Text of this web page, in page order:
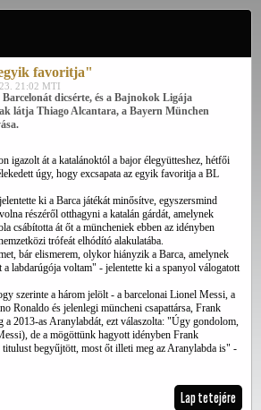
favoritja"
21:02 MTI
dicsérte, és a Bajnokok Ligája
látja Thiago Alcantara, a Bayern München
igazolt át a katalánoktól a bajor élegyütteshez, hétfői
úgy, hogy excsapata az egyik favoritja a BL
ki a Barca játékát minősítve, egyszersmind
részéről otthagyni a katalán gárdát, amelynek
csábította át őt a müncheniek ebben az idényben
trófeát elhódító alakulatába.
bár elismerem, olykor hiányzik a Barca, amelynek
a labdarúgója voltam" - jelentette ki a spanyol válogatott
szerinte a három jelölt - a barcelonai Lionel Messi, a
Ronaldo és jelenlegi müncheni csapattársa, Frank
2013-as Aranylabdát, ezt válaszolta: "Úgy gondolom,
de a mögöttünk hagyott idényben Frank
begyűjtött, most őt illeti meg az Aranylabda is" -
Lap tetejére